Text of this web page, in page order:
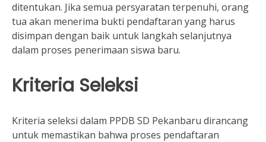
ditentukan. Jika semua persyaratan terpenuhi, orang
tua akan menerima bukti pendaftaran yang harus
disimpan dengan baik untuk langkah selanjutnya
dalam proses penerimaan siswa baru.
Kriteria Seleksi
Kriteria seleksi dalam PPDB SD Pekanbaru dirancang
untuk memastikan bahwa proses pendaftaran